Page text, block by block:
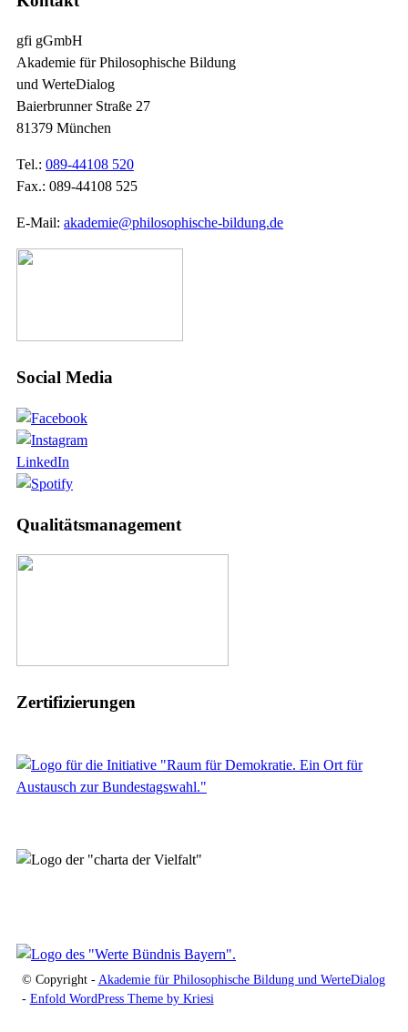
gfi gGmbH
Akademie für Philosophische Bildung
und WerteDialog
Baierbrunner Straße 27
81379 München
Tel.: 089-44108 520
Fax.: 089-44108 525
E-Mail: akademie@philosophische-bildung.de
Social Media
LinkedIn
Qualitätsmanagement
Zertifizierungen
© Copyright - Akademie für Philosophische Bildung und WerteDialog
- Enfold WordPress Theme by Kriesi